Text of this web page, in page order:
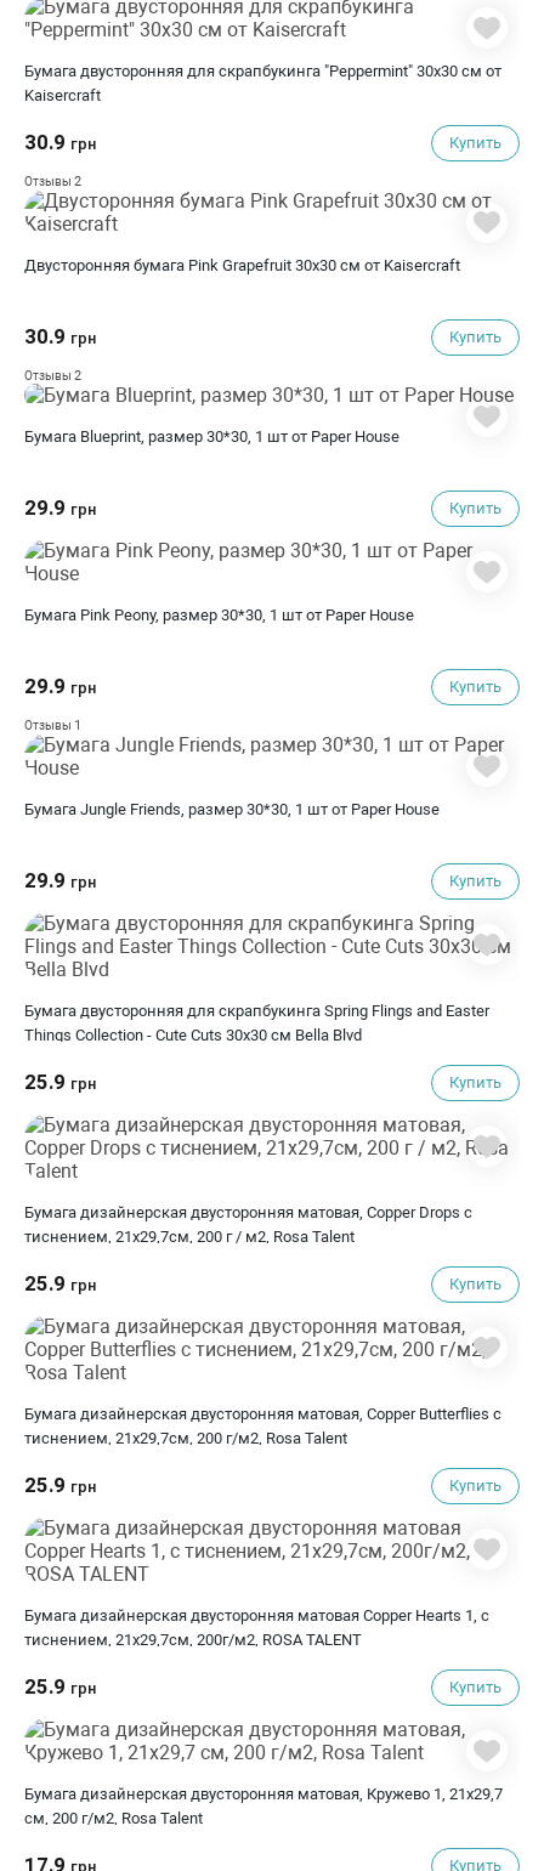
Бумага двусторонняя для скрапбукинга "Peppermint" 30х30 см от
Kaisercraft
30.9 грн Купить
Отзывы 2
Двусторонняя бумага Pink Grapefruit 30х30 см от Kaisercraft
30.9 грн Купить
Отзывы 2
Бумага Blueprint, размер 30*30, 1 шт от Paper House
29.9 грн Купить
Бумага Pink Peony, размер 30*30, 1 шт от Paper House
29.9 грн Купить
Отзывы 1
Бумага Jungle Friends, размер 30*30, 1 шт от Paper House
29.9 грн Купить
Бумага двусторонняя для скрапбукинга Spring Flings and Easter
Things Collection - Cute Cuts 30х30 см Bella Blvd
25.9 грн Купить
Бумага дизайнерская двусторонняя матовая, Copper Drops с
тиснением, 21х29,7см, 200 г / м2, Rosa Talent
25.9 грн Купить
Бумага дизайнерская двусторонняя матовая, Copper Butterflies с
тиснением, 21х29,7см, 200 г/м2, Rosa Talent
25.9 грн Купить
Бумага дизайнерская двусторонняя матовая Copper Hearts 1, с
тиснением, 21х29,7см, 200г/м2, ROSA TALENT
25.9 грн Купить
Бумага дизайнерская двусторонняя матовая, Кружево 1, 21х29,7
см, 200 г/м2, Rosa Talent
17.9 грн Купить